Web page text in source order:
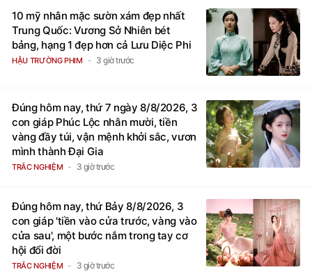
10 mỹ nhân mặc sườn xám đẹp nhất
Trung Quốc: Vương Sở Nhiên bét
bảng, hạng 1 đẹp hơn cả Lưu Diệc Phi
HẬU TRƯỜNG PHIM 3 giờ trước
Đúng hôm nay, thứ 7 ngày 8/8/2026, 3
con giáp Phúc Lộc nhân mười, tiền
vàng đầy túi, vận mệnh khởi sắc, vươn
mình thành Đại Gia
TRẮC NGHIỆM 3 giờ trước
Đúng hôm nay, thứ Bảy 8/8/2026, 3
con giáp 'tiền vào cửa trước, vàng vào
cửa sau', một bước nắm trong tay cơ
hội đổi đời
TRẮC NGHIỆM 3 giờ trước